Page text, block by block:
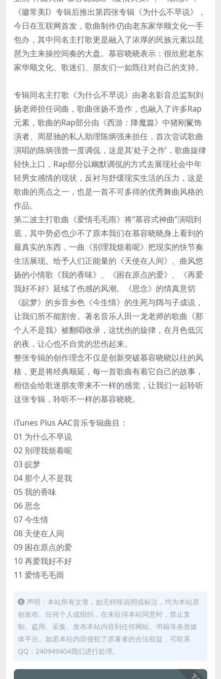
《徽常美I》专辑后推出第四张专辑《为什么不早说》，
今日在互联网首发，歌曲制作仍由老东家华顺文化一手
包办，其中同名主打歌更是融入了浓厚的民族元素以琵
琶为主来操控间奏的大盘。慕容晓晓表示：很欣慰老东
家华顺文化、歌迷们、朋友们一如既往对自己的支持。
专辑同名主打歌《为什么不早说》由著名影音总监制刘
扬老师担任词曲，歌曲张扬不造作，也融入了许多Rap
元素，歌曲的Rap部分由《西游：降魔篇》中猪刚鬣饰
演者、周星驰的私人助理陈炳强来担任，首次尝试歌曲
演唱的陈炳强曾一度调侃，这是其‘处子之作’，歌曲旋律
轻快上口，Rap部分以幽默调侃的方式去展现社会中年
轻男女感情的现状，反衬与舒缓现实生活的压力，这是
歌曲的亮点之一，也是一首不可多得的优秀舞曲风格的
作品。
第二波主打歌曲《爱情毛毛雨》将“慕容式神曲”演唱到
底，其中势必也少不了原本我们在慕容晓晓身上看到的
最真实的东西，一曲《别理我烦着呢》把现实的快节奏
生活展现。给予人们正能量的《天使在人间》、曲风悠
扬的小情歌《我的香味》、《困在原点的爱》、《再爱
我好不好》延续了伤感的风潮。《思念》的情真意切
《皖梦》的乡音乡色《今生情》的生死与阔与子成说，
让我们所不能割舍。著名音乐人田一龙老师的歌曲《那
个人不是我》被翻唱收录，这忧伤的旋律，在月色低沉
的夜，让心也不自觉的悲伤起来。
整张专辑的创作理念不仅是创新突破慕容晓晓以往的风
格，更是将经典顺延，每一首歌曲有着它自己的故事，
相信会给歌迷朋友带来不一样的感觉，让我们一起聆听
这张专辑，聆听不一样的慕容晓晓。
iTunes Plus AAC音乐专辑曲目：
01 为什么不早说
02 别理我烦着呢
03 皖梦
04 那个人不是我
05 我的香味
06 思念
07 今生情
08 天使在人间
09 困在原点的爱
10 再爱我好不好
11 爱情毛毛雨
声明：本站所有文章，如无特殊说明或标注，均为本站原
创发布。任何个人或组织，在未征得本站同意时，禁止复
制、盗用、采集、发布本站内容到任何网站、书籍等各类媒
体平台。如若本站内容侵犯了原著者的合法权益，可联系
QQ：240949404我们进行处理。